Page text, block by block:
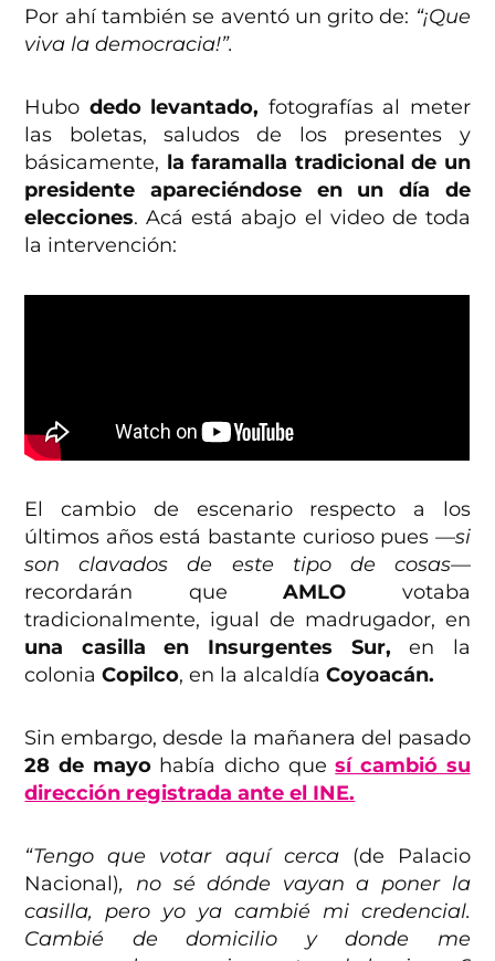
Por ahí también se aventó un grito de: “¡Que
viva la democracia!”.
Hubo dedo levantado, fotografías al meter
las boletas, saludos de los presentes y
básicamente, la faramalla tradicional de un
presidente apareciéndose en un día de
elecciones. Acá está abajo el video de toda
la intervención:
El cambio de escenario respecto a los
últimos años está bastante curioso pues —si
son clavados de este tipo de cosas—
recordarán queAMLO votaba
tradicionalmente, igual de madrugador, en
una casilla en Insurgentes Sur, en la
coloniaCopilco, en la alcaldíaCoyoacán.
Sin embargo, desde la mañanera del pasado
28 de mayohabía dicho quesí cambió su
dirección registrada ante el INE.
“Tengo que votar aquí cerca (de Palacio
Nacional), no sé dónde vayan a poner la
casilla, pero yo ya cambié mi credencial.
Cambié de domicilio y donde me